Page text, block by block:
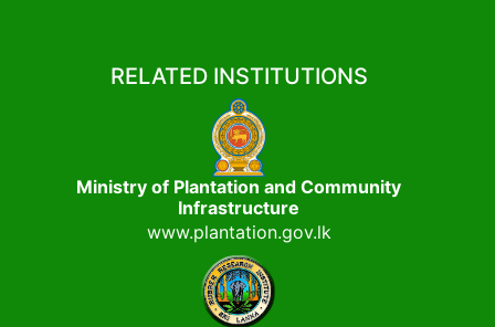
RELATED INSTITUTIONS
Ministry of Plantation and Community
Infrastructure
www.plantation.gov.lk